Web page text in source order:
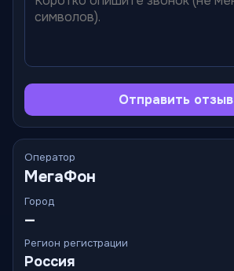
Отправить отзыв
Оператор
МегаФон
Город
—
Регион регистрации
Россия